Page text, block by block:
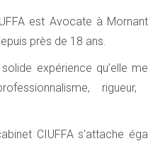
est Avocate à
près de 18 ans.
expérience qu’elle
CIUFFA s’attache